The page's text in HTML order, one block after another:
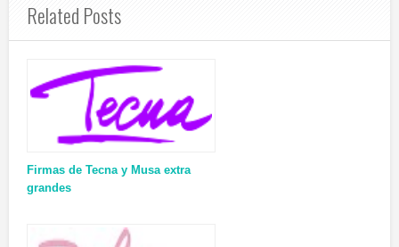
Related Posts
Firmas de Tecna y Musa extra
grandes